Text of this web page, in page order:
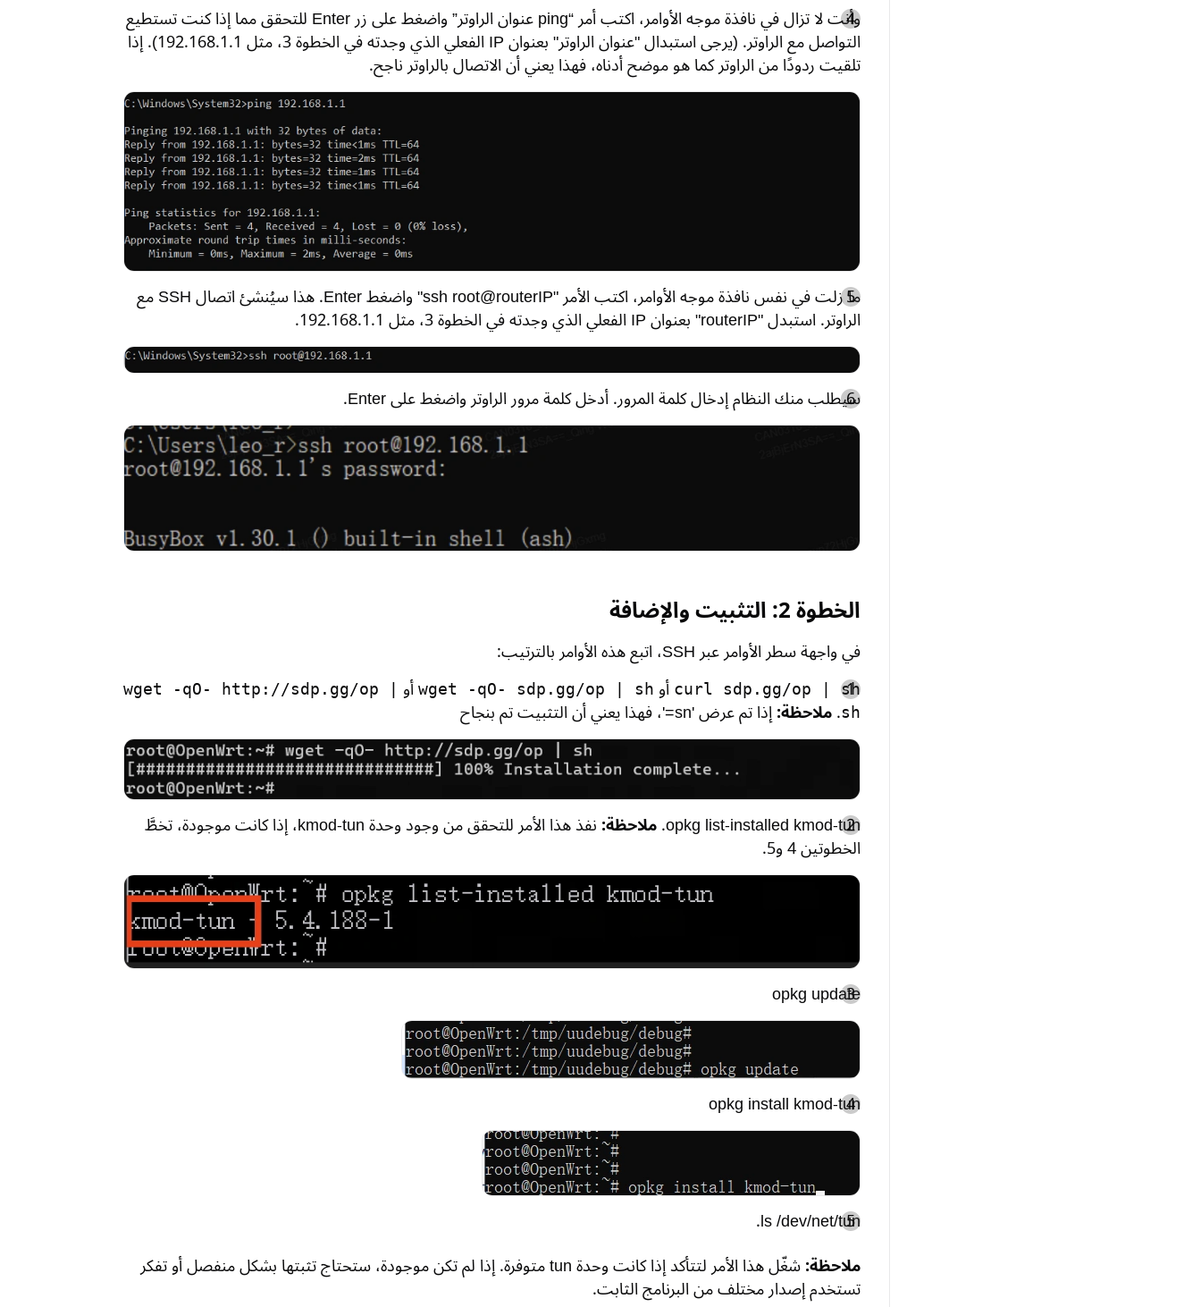
وأنت لا تزال في نافذة موجه الأوامر، اكتب أمر “ping عنوان الراوتر” واضغط على زر Enter للتحقق مما إذا كنت تستطيع
التواصل مع الراوتر. (يرجى استبدال "عنوان الراوتر" بعنوان IP الفعلي الذي وجدته في الخطوة 3، مثل 192.168.1.1). إذا
تلقيت ردودًا من الراوتر كما هو موضح أدناه، فهذا يعني أن الاتصال بالراوتر ناجح.
ما زلت في نفس نافذة موجه الأوامر، اكتب الأمر "ssh root@routerIP" واضغط Enter. هذا سيُنشئ اتصال SSH مع
الراوتر. استبدل "routerIP" بعنوان IP الفعلي الذي وجدته في الخطوة 3، مثل 192.168.1.1.
سيطلب منك النظام إدخال كلمة المرور. أدخل كلمة مرور الراوتر واضغط على Enter.
الخطوة 2: التثبيت والإضافة
في واجهة سطر الأوامر عبر SSH، اتبع هذه الأوامر بالترتيب:
curl sdp.gg/op | sh أو wget -qO- sdp.gg/op | sh أو wget -qO- http://sdp.gg/op |
sh
.ملاحظة:إذا تم عرض 'sn='، فهذا يعني أن التثبيت تم بنجاح
opkg list-installed kmod-tun. ملاحظة: نفذ هذا الأمر للتحقق من وجود وحدة kmod-tun، إذا كانت موجودة، تخطَّ
الخطوتين 4 و5.
opkg update
opkg install kmod-tun
ls /dev/net/tun.
ملاحظة:
شغّل هذا الأمر لتتأكد إذا كانت وحدة tun متوفرة. إذا لم تكن موجودة، ستحتاج تثبتها بشكل منفصل أو تفكر
تستخدم إصدار مختلف من البرنامج الثابت.